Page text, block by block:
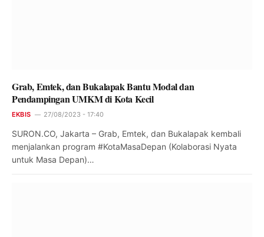
Grab, Emtek, dan Bukalapak Bantu Modal dan
Pendampingan UMKM di Kota Kecil
EKBIS 27/08/2023 - 17:40
SURON.CO, Jakarta – Grab, Emtek, dan Bukalapak kembali
menjalankan program #KotaMasaDepan (Kolaborasi Nyata
untuk Masa Depan)…